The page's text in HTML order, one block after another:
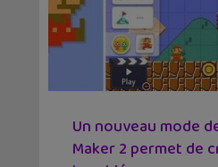
Un nouveau mode
Maker 2 permet de